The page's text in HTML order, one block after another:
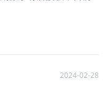
2024-02-28